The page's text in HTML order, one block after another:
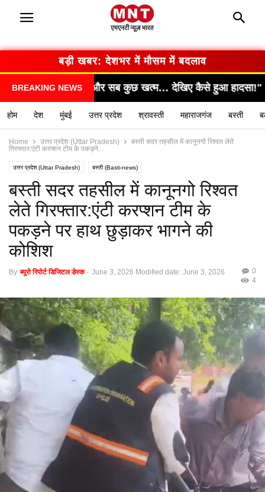
बड़ी खबर: सरकार का बड़ा फैसला
BREAKING NEWS
कैसे हुआ हादसा!" "सामने आया चौंकाने वाला सच,
होम देश मुंबई उत्तर प्रदेश श्रावस्ती महाराजगंज बस्ती
Home उत्तर प्रदेश (Uttar Pradesh)
बस्ती सदर तहसील में कानूनगो रिश्वत लेते
गिरफ्तार:एंटी करप्शन टीम के पकड़ने...
उत्तर प्रदेश (Uttar Pradesh) बस्ती (Basti-news)
यूपी लेटेस्ट न्यूज हिन्दी (UP latest news hindi)
बस्ती सदर तहसील में कानूनगो रिश्वत
लेते गिरफ्तार:एंटी करप्शन टीम के
पकड़ने पर हाथ छुड़ाकर भागने की
कोशिश
By ब्यूरो रिपोर्ट डिजिटल डेस्क - June 3, 2026 Modified date: June 3, 2026
0
4